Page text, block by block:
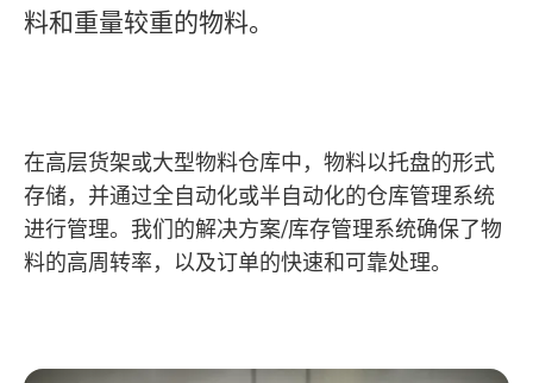
料和重量较重的物料。
在高层货架或大型物料仓库中，物料以托盘的形式
存储，并通过全自动化或半自动化的仓库管理系统
进行管理。我们的解决方案/库存管理系统确保了物
料的高周转率，以及订单的快速和可靠处理。